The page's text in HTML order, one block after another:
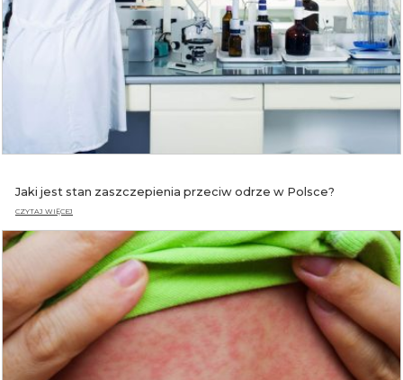
Jaki jest stan zaszczepienia przeciw odrze w Polsce?
CZYTAJ WIĘCEJ